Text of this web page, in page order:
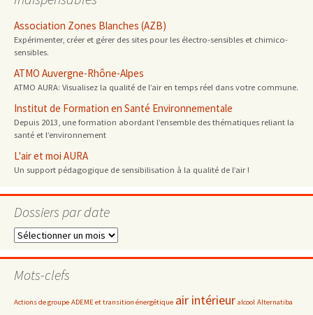
Association Zones Blanches (AZB)
Expérimenter, créer et gérer des sites pour les électro-sensibles et chimico-
sensibles.
ATMO Auvergne-Rhône-Alpes
ATMO AURA: Visualisez la qualité de l’air en temps réel dans votre commune.
Institut de Formation en Santé Environnementale
Depuis 2013, une formation abordant l’ensemble des thématiques reliant la
santé et l’environnement
L'air et moi AURA
Un support pédagogique de sensibilisation à la qualité de l’air !
Dossiers par date
Dossiers
date
Mots-clefs
Actions de groupe ADEME et transition énergétique air intérieur alcool Alternatiba